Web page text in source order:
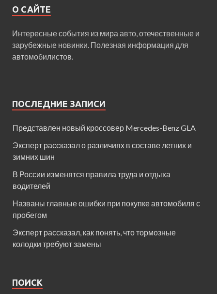
О САЙТЕ
Интересные события из мира авто, отечественные и
зарубежные новинки. Полезная информация для
автомобилистов.
ПОСЛЕДНИЕ ЗАПИСИ
Представлен новый кроссовер Mercedes-Benz GLA
Эксперт рассказал о различиях в составе летних и
зимних шин
В России изменятся правила труда и отдыха
водителей
Названы главные ошибки при покупке автомобиля с
пробегом
Эксперт рассказал, как понять, что тормозные
колодки требуют замены
ПОИСК